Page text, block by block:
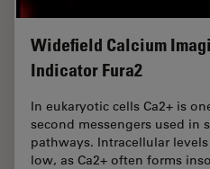
Widefield Calcium
Indicator Fura2
In eukaryotic cells Ca2+ is
second messengers used in
pathways. Intracellular
low, as Ca2+ often forms